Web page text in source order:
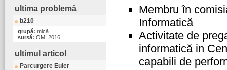
ultima problemă
b210
grupă: mică
sursă: OMI 2016
ultimul articol
Parcurgere Euler
Membru în
Informatică
Activitate de
informatică in
capabili de